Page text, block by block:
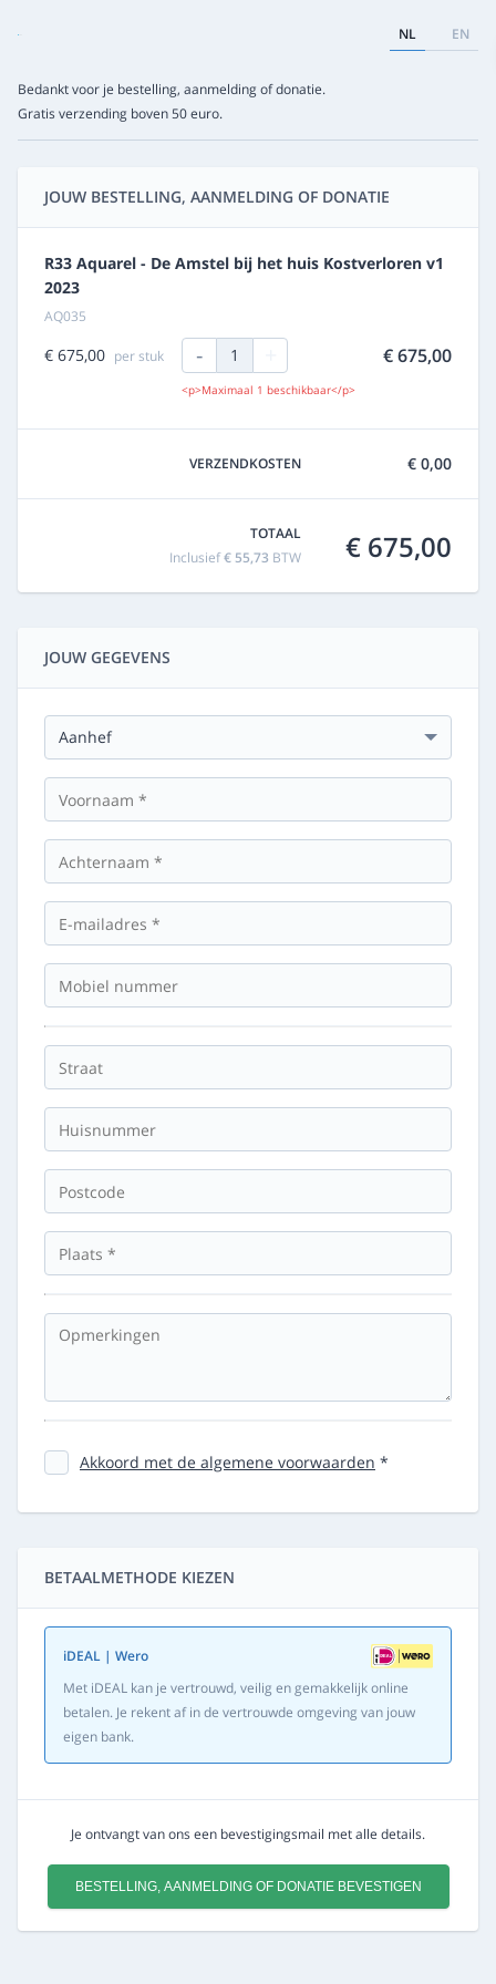
NL EN
Bedankt voor je bestelling, aanmelding of donatie.
Gratis verzending boven 50 euro.
JOUW BESTELLING, AANMELDING OF DONATIE
R33 Aquarel - De Amstel bij het huis Kostverloren v1
2023
AQ035
€ 675,00 per stuk - 1
<p>Maximaal 1 beschikbaar</p>
€ 675,00
VERZENDKOSTEN € 0,00
TOTAAL
Inclusief€ 55,73 BTW € 675,00
JOUW GEGEVENS
Akkoord met de algemene voorwaarden *
BETAALMETHODE KIEZEN
iDEAL | Wero
Met iDEAL kan je vertrouwd, veilig en gemakkelijk online
betalen. Je rekent af in de vertrouwde omgeving van jouw
eigen bank.
Je ontvangt van ons een bevestigingsmail met alle details.
BESTELLING, AANMELDING OF DONATIE BEVESTIGEN